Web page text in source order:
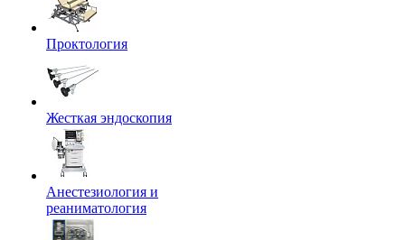
Проктология
Жесткая эндоскопия
Анестезиология и
реаниматология